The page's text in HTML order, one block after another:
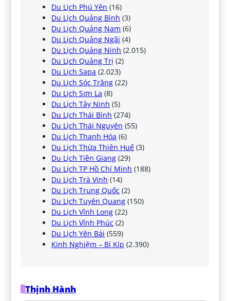
Du Lịch Phú Yên (16)
Du Lịch Quảng Bình (3)
Du Lịch Quảng Nam (6)
Du Lịch Quảng Ngãi (4)
Du Lịch Quảng Ninh (2.015)
Du Lịch Quảng Trị (2)
Du Lịch Sapa (2.023)
Du Lịch Sóc Trăng (22)
Du Lịch Sơn La (8)
Du Lịch Tây Ninh (5)
Du Lịch Thái Bình (274)
Du Lịch Thái Nguyên (55)
Du Lịch Thanh Hóa (6)
Du Lịch Thừa Thiên Huế (3)
Du Lịch Tiền Giang (29)
Du Lịch TP Hồ Chí Minh (188)
Du Lịch Trà Vinh (14)
Du Lịch Trung Quốc (2)
Du Lịch Tuyên Quang (150)
Du Lịch Vĩnh Long (22)
Du Lịch Vĩnh Phúc (2)
Du Lịch Yên Bái (559)
Kinh Nghiệm – Bí Kíp (2.390)
Thịnh Hành